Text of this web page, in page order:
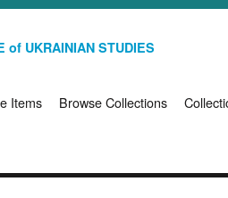
of UKRAINIAN STUDIES
Items Browse Collections